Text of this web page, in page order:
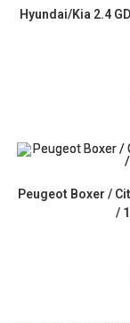
Hyundai/Kia 2.4
Peugeot Boxer /
/